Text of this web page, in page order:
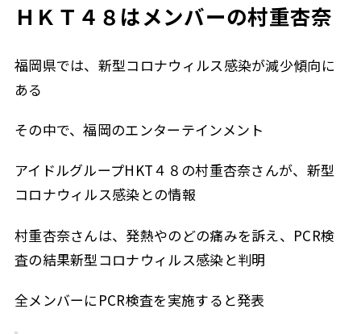
ＨＫＴ４８はメンバーの村重杏奈
福岡県では、新型コロナウィルス感染が減少傾向に
ある
その中で、福岡のエンターテインメント
アイドルグループHKT４８の村重杏奈さんが、新型
コロナウィルス感染との情報
村重杏奈さんは、発熱やのどの痛みを訴え、PCR検
査の結果新型コロナウィルス感染と判明
全メンバーにPCR検査を実施すると発表